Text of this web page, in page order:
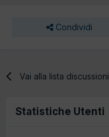
Condividi
Vai alla lista discussioni
Statistiche Utenti